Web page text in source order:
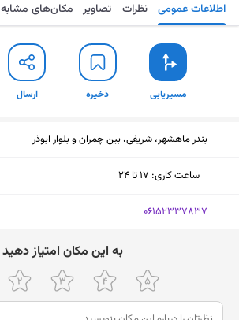
مسیریابی ذخیره ارسال اطلاعات عمومی نظرات تصاویر مکان‌های مشابه
مسیریابی ذخیره ارسال
بندر ماهشهر، شریفی، بین چمران و بلوار ابوذر
ساعت کاری: ۱۷ تا ۲۴
پنجشنبه (امروز)
یکشنبه
‎06152337837
ﺑﻪ اﯾﻦ ﻣﮑﺎن اﻣﺘﯿﺎز دﻫﯿﺪ